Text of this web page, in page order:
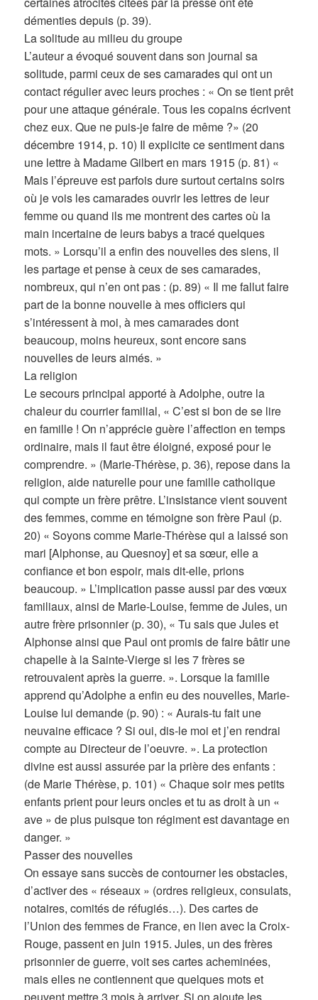
démenties depuis (p. 39).
La solitude au milieu du groupe
L’auteur a évoqué souvent dans son journal sa
solitude, parmi ceux de ses camarades qui ont un
contact régulier avec leurs proches : « On se tient prêt
pour une attaque générale. Tous les copains écrivent
chez eux. Que ne puis-je faire de même ?» (20
décembre 1914, p. 10) Il explicite ce sentiment dans
une lettre à Madame Gilbert en mars 1915 (p. 81) «
Mais l’épreuve est parfois dure surtout certains soirs
où je vois les camarades ouvrir les lettres de leur
femme ou quand ils me montrent des cartes où la
main incertaine de leurs babys a tracé quelques
mots. » Lorsqu’il a enfin des nouvelles des siens, il
les partage et pense à ceux de ses camarades,
nombreux, qui n’en ont pas : (p. 89) « Il me fallut faire
part de la bonne nouvelle à mes officiers qui
s’intéressent à moi, à mes camarades dont
beaucoup, moins heureux, sont encore sans
nouvelles de leurs aimés. »
La religion
Le secours principal apporté à Adolphe, outre la
chaleur du courrier familial, « C’est si bon de se lire
en famille ! On n’apprécie guère l’affection en temps
ordinaire, mais il faut être éloigné, exposé pour le
comprendre. » (Marie-Thérèse, p. 36), repose dans la
religion, aide naturelle pour une famille catholique
qui compte un frère prêtre. L’insistance vient souvent
des femmes, comme en témoigne son frère Paul (p.
20) « Soyons comme Marie-Thérèse qui a laissé son
mari [Alphonse, au Quesnoy] et sa sœur, elle a
confiance et bon espoir, mais dit-elle, prions
beaucoup. » L’implication passe aussi par des vœux
familiaux, ainsi de Marie-Louise, femme de Jules, un
autre frère prisonnier (p. 30), « Tu sais que Jules et
Alphonse ainsi que Paul ont promis de faire bâtir une
chapelle à la Sainte-Vierge si les 7 frères se
retrouvaient après la guerre. ». Lorsque la famille
apprend qu’Adolphe a enfin eu des nouvelles, Marie-
Louise lui demande (p. 90) : « Aurais-tu fait une
neuvaine efficace ? Si oui, dis-le moi et j’en rendrai
compte au Directeur de l’oeuvre. ». La protection
divine est aussi assurée par la prière des enfants :
(de Marie Thérèse, p. 101) « Chaque soir mes petits
enfants prient pour leurs oncles et tu as droit à un «
ave » de plus puisque ton régiment est davantage en
danger. »
Passer des nouvelles
On essaye sans succès de contourner les obstacles,
d’activer des « réseaux » (ordres religieux, consulats,
notaires, comités de réfugiés…). Des cartes de
l’Union des femmes de France, en lien avec la Croix-
Rouge, passent en juin 1915. Jules, un des frères
prisonnier de guerre, voit ses cartes acheminées,
mais elles ne contiennent que quelques mots et